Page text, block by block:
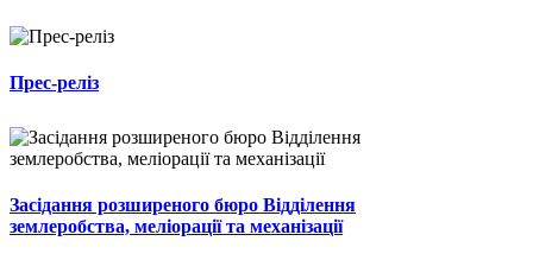
Прес-реліз
Засідання розширеного бюро Відділення
землеробства, меліорації та механізації